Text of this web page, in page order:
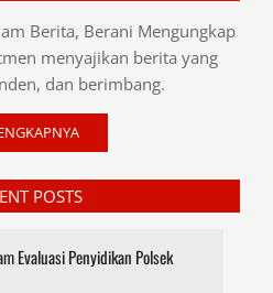
Berita, Berani Mengungkap
menyajikan berita yang
dan berimbang.
POSTS
Evaluasi Penyidikan Polsek